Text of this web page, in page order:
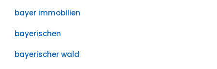
bayer immobilien
bayerischen
bayerischer wald